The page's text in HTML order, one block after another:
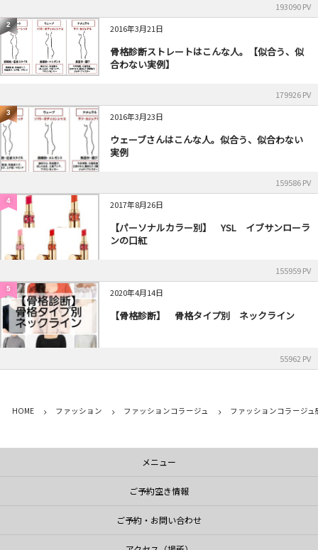
193090 PV
2 2016年3月21日
骨格診断ストレートはこんな人。【似合う、似
合わない実例】
179926 PV
3 2016年3月23日
ウェーブさんはこんな人。似合う、似合わない
実例
159586 PV
4 2017年8月26日
【パーソナルカラー別】 YSL イブサンローラ
ンの口紅
155959 PV
5 2020年4月14日
【骨格診断】 骨格タイプ別 ネックライン
55962 PV
HOME ファッション ファッションコラージュ ファッションコラージュ
メニュー
ご予約空き情報
ご予約・お問い合わせ